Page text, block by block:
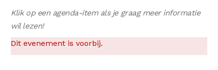
Klik op een agenda-item als je graag meer informatie
wil lezen!
Dit evenement is voorbij.